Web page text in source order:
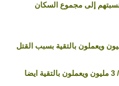
/ عدد الشيعة 302.796 / نسبتهم إلى مجموع السكان